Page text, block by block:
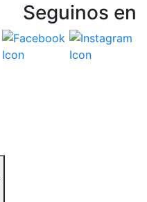
Seguinos en